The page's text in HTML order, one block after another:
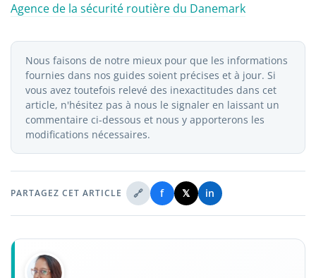
Agence de la sécurité routière du Danemark
Nous faisons de notre mieux pour que les informations
fournies dans nos guides soient précises et à jour. Si
vous avez toutefois relevé des inexactitudes dans cet
article, n'hésitez pas à nous le signaler en laissant un
commentaire ci-dessous et nous y apporterons les
modifications nécessaires.
PARTAGEZ CET ARTICLE 🔗 f 𝕏 in